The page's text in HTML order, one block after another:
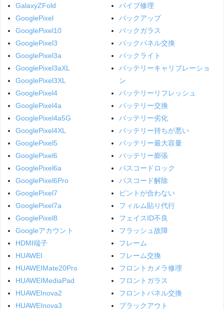
GalaxyZFold
GooglePixel
GooglePixel10
GooglePixel3
GooglePixel3a
GooglePixel3aXL
GooglePixel3XL
GooglePixel4
GooglePixel4a
GooglePixel4a5G
GooglePixel4XL
GooglePixel5
GooglePixel6
GooglePixel6a
GooglePixel6Pro
GooglePixel7
GooglePixel7a
GooglePixel8
Googleアカウント
HDMI端子
HUAWEI
HUAWEIMate20Pro
HUAWEIMediaPad
HUAWEInova2
HUAWEInova3
バイブ修理
バックアップ
バックガラス
バックパネル交換
バックライト
バッテリーキャリブレーショ
ン
バッテリーリフレッシュ
バッテリー交換
バッテリー劣化
バッテリー持ちが悪い
バッテリー最大容量
バッテリー膨張
パスコードロック
パスコード解除
ピントが合わない
フィルム貼り代行
フェイスID不良
フラッシュ故障
フレーム
フレーム交換
フロントカメラ修理
フロントガラス
フロントパネル交換
ブラックアウト